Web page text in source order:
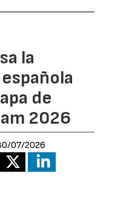
la
de
2026
07/2026